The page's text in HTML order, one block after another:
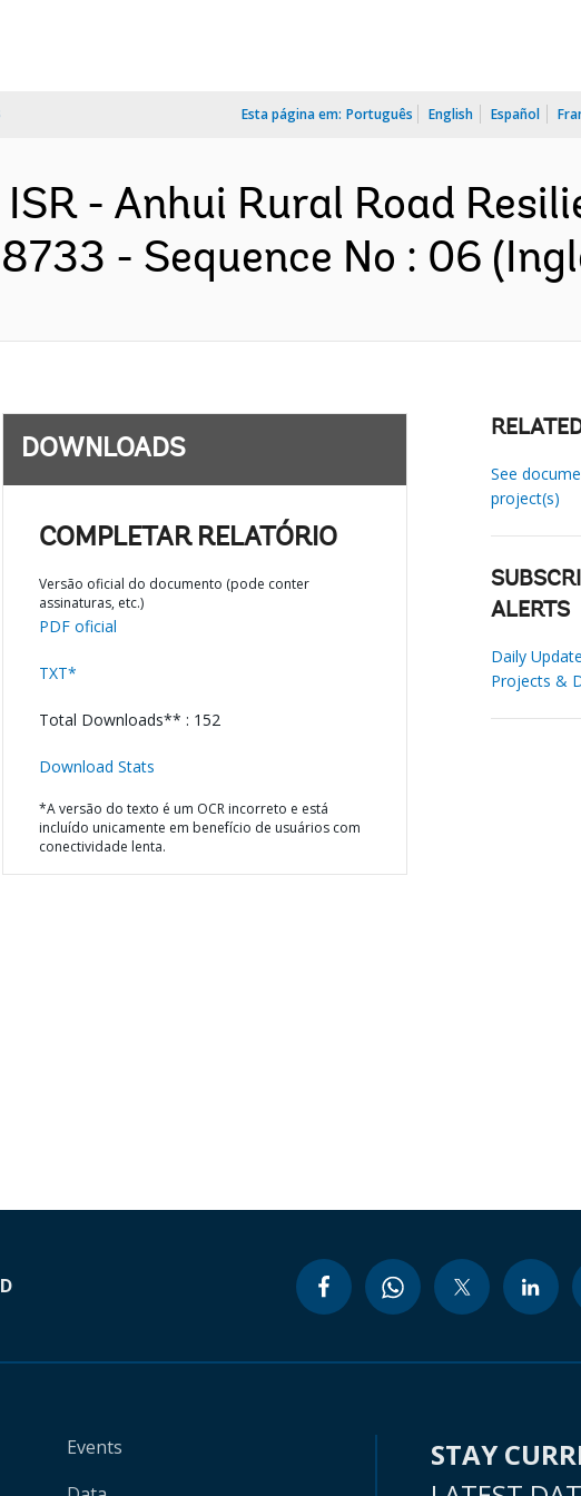
Esta página em: Português English Español
- Anhui Rural Road
- Sequence No : 06
DOWNLOADS
COMPLETAR RELATÓRIO
Versão oficial do documento (pode conter
assinaturas, etc.)
PDF oficial
TXT*
Total Downloads** : 152
Download Stats
*A versão do texto é um OCR incorreto e está
incluído unicamente em benefício de usuários com
conectividade lenta.
See
project(s)
ALERTS
Daily
Projects &
Events
STAY